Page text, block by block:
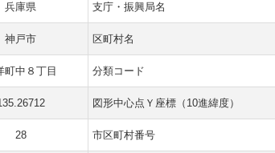
兵庫県 支庁・振興局名
神戸市 区町村名
町中８丁目 分類コード
図形中心点Ｙ座標（10進緯度）
28 市区町村番号